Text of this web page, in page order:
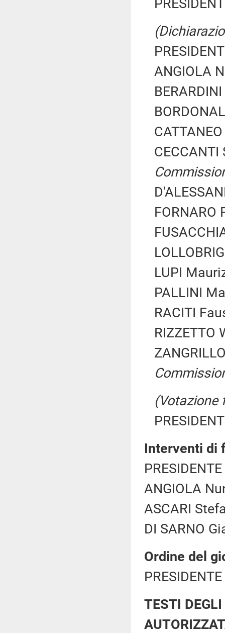
ANGIOLA
FORNARO
LUPI
PALLINI
RACITI
RIZZETTO
(Votazione
Interventi di
ANGIOLA
ASCARI
DI SARNO
Ordine del
TESTI